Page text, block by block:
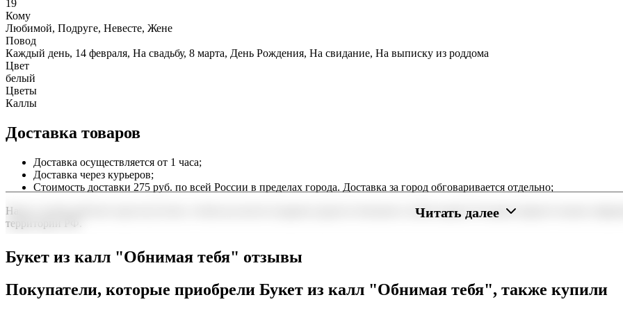
19
Кому
Любимой, Подруге, Невесте, Жене
Повод
Каждый день, 14 февраля, На свадьбу, 8 марта, День Рождения, На свидание, На выписку из роддома
Цвет
белый
Цветы
Каллы
Доставка товаров
Доставка осуществляется от 1 часа;
Доставка через курьеров;
Стоимость доставки 275 руб. по всей России в пределах города. Доставка за город обговаривается отдельно;
Наша служба работает круглосуточно, чтобы вы могли подарить радость близким в любое время. В нашем маркете можно
территории РФ.
точность до минуты. Выбирайте, где купить и сколько стоит подходящий вариант — быстрая доставка работает для вас сегодня
Читать далее
Букет из калл "Обнимая тебя" отзывы
Покупатели, которые приобрели Букет из калл "Обнимая тебя", также купили